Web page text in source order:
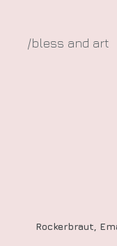
/bless and art
Rockerbraut,